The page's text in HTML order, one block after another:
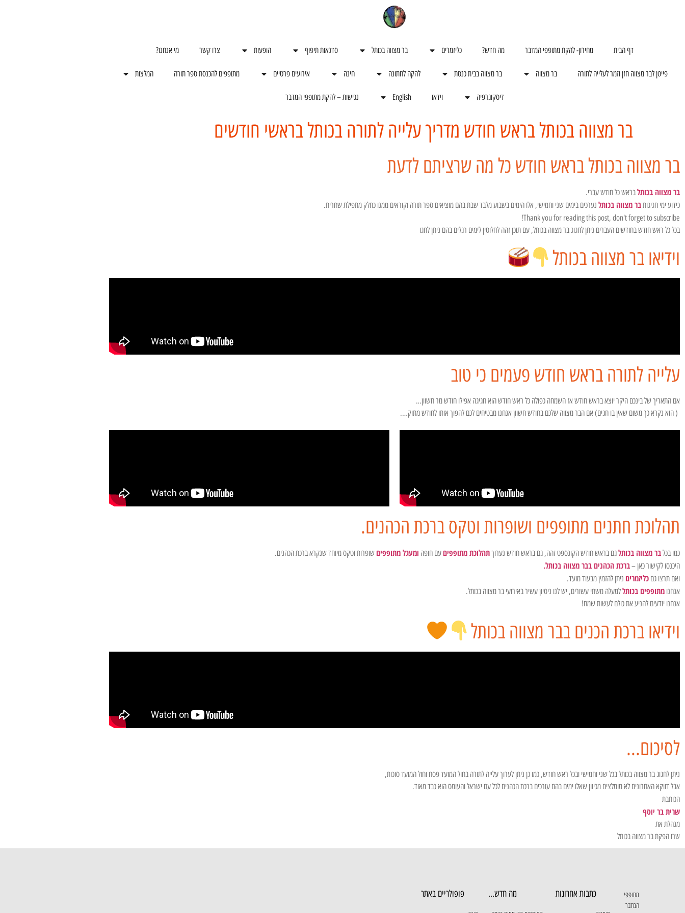
דף הבית מחירון- להקת מתופפי המדבר מה חדש? כליזמרים בר מצווה בכותל סדנאות תיפוף הופעות צרו קשר מי אנחנו?
פייטן לבר מצווה חזן וזמר לעלייה לתורה בר מצווה בר מצווה בבית כנסת להקה לחתונה חינה אירועים פרטיים מתופפים להכנסת ספר תורה המלצות
דיסקוגרפיה וידאו English נגישות – להקת מתופפי המדבר
בר מצווה בכותל בראש חודש מדריך עלייה לתורה בכותל בראשי חודשים
בר מצווה בכותל בראש חודש כל מה שרציתם לדעת
בר מצווה בכותלבראש כל חודש עברי.
כידוע ימי חגיגותבר מצווה בכותל נערכים בימים שני וחמישי, אלו הימים בשבוע מלבד שבת בהם מוציאים ספר תורה וקוראים ממנו כחלק מתפילת שחרית.
Thank you for reading this post, don't forget to subscribe!
בכל כל ראש חודש בחודשים העברים ניתן לחגוג בר מצווה בכותל, עם תוכן זהה לחלוטין לימים רגלים בהם ניתן לחגו
וידיאו בר מצווה בכותל
עלייה לתורה בראש חודש פעמים כי טוב
אם התאריך של בינכם היקר יוצא בראש חודש אז השמחה כפולה כל ראש חודש הוא חגיגה אפילו חודש מר חשוון…
( הוא נקרא כך משום שאין בו חגים) אם הבר מצווה שלכם בחודש חשוון אנחנו מבטיחים לכם להפוך אותו לחודש מתוק….
תהלוכת חתנים מתופפים ושופרות וטקס ברכת הכהנים.
כמו בכלבר מצווה בכותלגם בראש חודש הקונספט זהה, גם בראש חודש נערוךתהלוכת מתופפים עם חופה ומעגל מתופפים שופרות וטקס מיוחד שנקרא ברכת הכהנים.
היכנסו לקישור כאן –ברכת הכהנים בבר מצווה בכותל.
ואם תרצו גם כליזמרים ניתן להזמין מבעוד מועד.
אנחנו מתופפים בכותללמעלה משתי עשורים, יש לנו ניסיון עשיר באירועי בר מצווה בכותל.
אנחנו יודעים להניע את כולם לעשות שמח!
וידיאו ברכת הכנים בבר מצווה בכותל
לסיכום...
ניתן לחגוג בר מצווה בכותל בכל שני וחמישי ובכל ראש חודש, כמו כן ניתן לערוך עלייה לתורה בחול המועד פסח וחול המועד סוכות,
אבל דווקא האחרונים לא מומלצים מכיוון שאלו ימים בהם עורכים ברכת הכהנים לכל עם ישראל והעומס הוא כבד מאוד.
הכותבת
שרית בר יוסף
מנהלת את
שרו הפקת בר מצווה בכותל
מתופפי
המדבר
כתבות אחרונות מה חדש... פופולריים באתר